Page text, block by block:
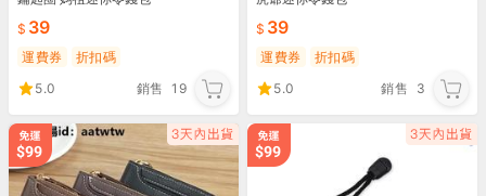
39
運費券
折扣碼
5.0
銷售 19
39
運費券
折扣碼
5.0
銷售 3